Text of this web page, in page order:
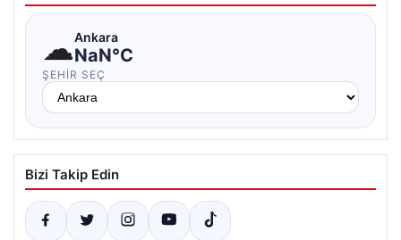
☁Ankara
NaN°C
ŞEHIR SEÇ
Bizi Takip Edin